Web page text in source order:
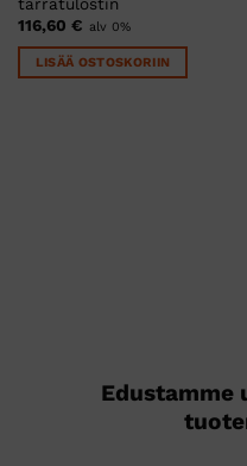
116,60 € alv 0%
LISÄÄ OSTOSKORIIN
Edustamme